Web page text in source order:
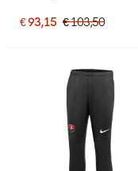
€ 93,15 € 103,50